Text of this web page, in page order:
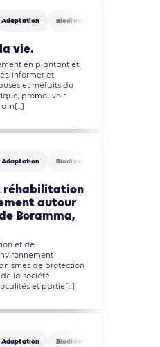
Adaptation Biodiversité
la vie.
en plantant et
informer et
et méfaits du
promouvoir
Adaptation Biodiversité
réhabilitation
autour
Boramma,
et de
de protection
la société
et partie[...]
Adaptation Biodiversité